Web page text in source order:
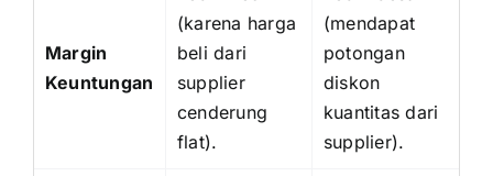
Margin
Keuntungan
(karena harga
beli dari
supplier
cenderung
flat).
(mendapat
potongan
diskon
kuantitas dari
supplier).